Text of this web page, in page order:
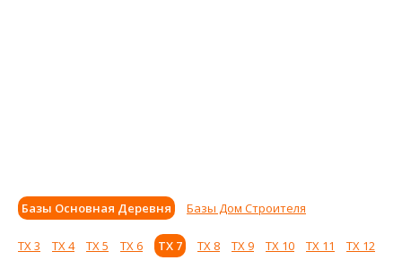
Базы Основная Деревня Базы Дом Строителя
ТХ 3 ТХ 4 ТХ 5 ТХ 6 ТХ 7 ТХ 8 ТХ 9 ТХ 10 ТХ 11
ТХ 12